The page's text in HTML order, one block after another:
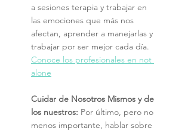
a sesiones terapia y trabajar en
las emociones que más nos
afectan, aprender a manejarlas y
trabajar por ser mejor cada día.
Conoce los profesionales en not
alone
Cuidar de Nosotros Mismos y de
los nuestros: Por último, pero no
menos importante, hablar sobre